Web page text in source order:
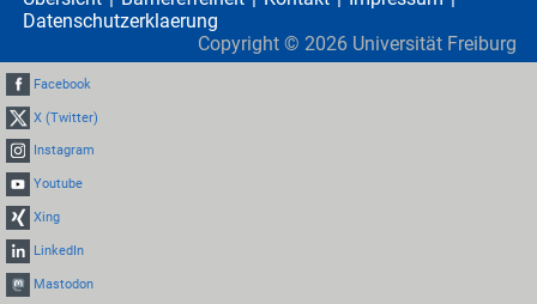
Datenschutzerklaerung
Copyright © 2026 Universität Freiburg
Facebook
X (Twitter)
Instagram
Youtube
Xing
LinkedIn
Mastodon